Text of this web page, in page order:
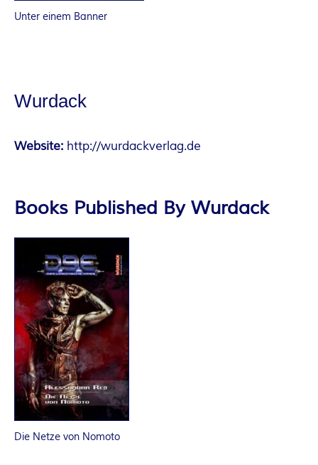
Unter einem Banner
Wurdack
Website: http://wurdackverlag.de
Books Published By Wurdack
Die Netze von Nomoto